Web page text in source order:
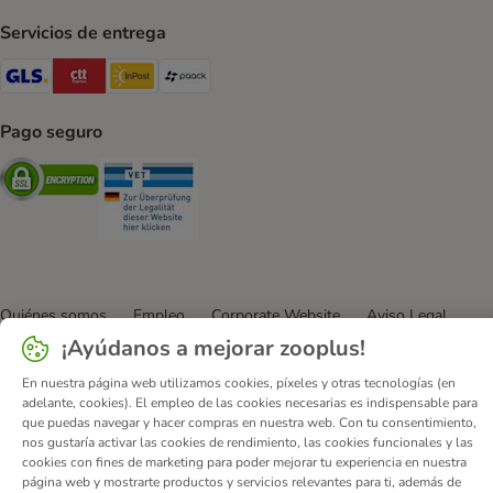
Servicios de entrega
GLS Shipping Method
CTTExpress Shipping Method
InPost Shipping Method
Pago seguro
Security
Quiénes somos Empleo Corporate Website
Aviso Legal
Condiciones comerciales generales
DSA
Formulario de desistimiento
Contacto
Gastos de envío y plazo de entrega
Formas de pago
Programa de afiliación
Protección de datos
Declaración de accesibilidad
¡Ayúdanos a mejorar zooplus!
En nuestra página web utilizamos cookies, píxeles y otras tecnologías (en
adelante, cookies). El empleo de las cookies necesarias es indispensable para
que puedas navegar y hacer compras en nuestra web. Con tu consentimiento,
nos gustaría activar las cookies de rendimiento, las cookies funcionales y las
cookies con fines de marketing para poder mejorar tu experiencia en nuestra
página web y mostrarte productos y servicios relevantes para ti, además de